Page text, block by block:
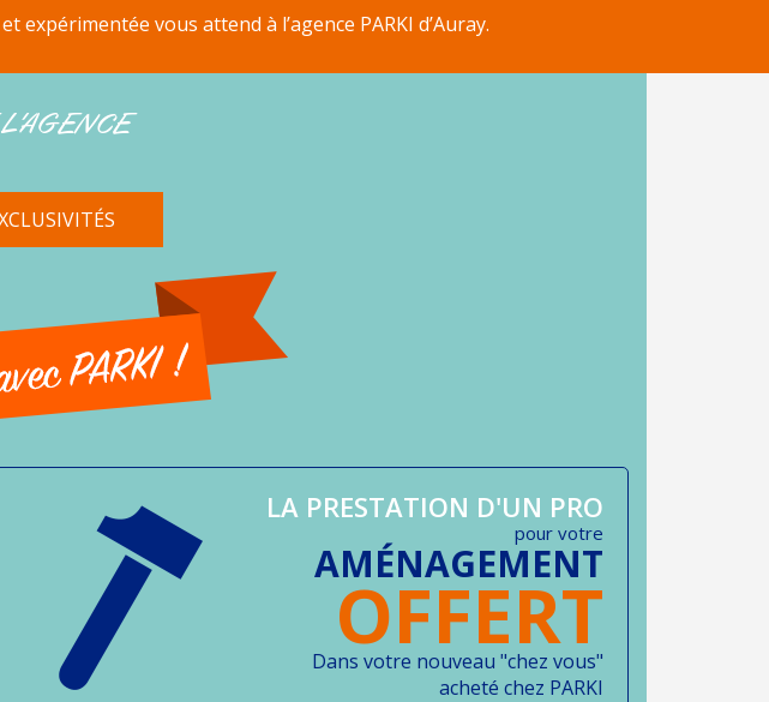
vous attend à l’agence PARKI d’Auray.
LA PRESTATION D'UN PRO
pour votre
AMÉNAGEMENT
OFFERT
Dans votre nouveau "chez vous"
acheté chez PARKI